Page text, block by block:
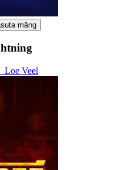
mäng
Loe Veel